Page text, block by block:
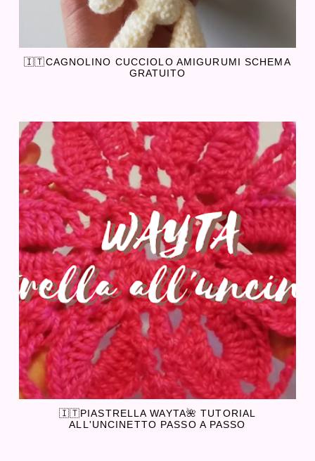
🇮🇹CAGNOLINO CUCCIOLO AMIGURUMI SCHEMA
GRATUITO
🇮🇹PIASTRELLA WAYTA🌺 TUTORIAL
ALL'UNCINETTO PASSO A PASSO